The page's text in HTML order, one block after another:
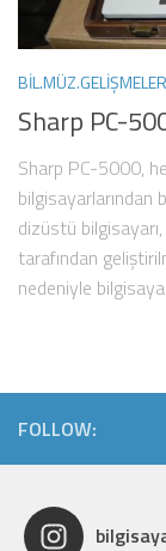
BIL.MÜZ.GELIŞMELER
Sharp PC-
Sharp PC-5000,
bilgisayarlarından
dizüstü
tarafından
nedeniyle
FOLLOW: